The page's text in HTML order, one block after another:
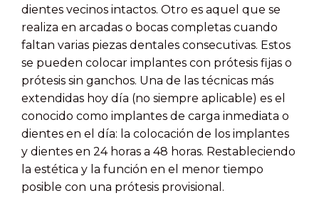
dientes vecinos intactos. Otro es aquel que se
realiza en arcadas o bocas completas cuando
faltan varias piezas dentales consecutivas. Estos
se pueden colocar implantes con prótesis fijas o
prótesis sin ganchos. Una de las técnicas más
extendidas hoy día (no siempre aplicable) es el
conocido como implantes de carga inmediata o
dientes en el día: la colocación de los implantes
y dientes en 24 horas a 48 horas. Restableciendo
la estética y la función en el menor tiempo
posible con una prótesis provisional.